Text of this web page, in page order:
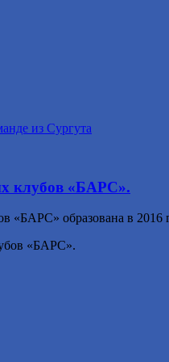
из Сургута
клубов «БАРС».
«БАРС» образована в 2016